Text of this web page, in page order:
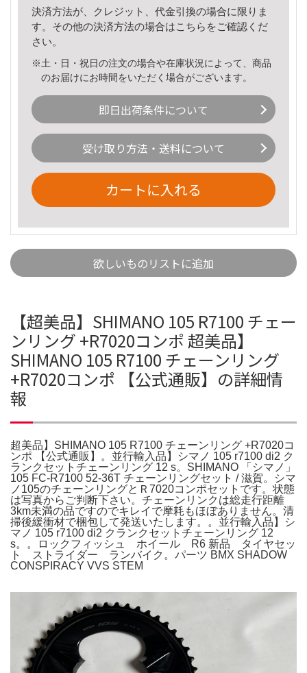
決済方法が、クレジット、代金引換の場合に限りま
す。その他の決済方法の場合はこちら をご確認くだ
さい。
※土・日・祝日の注文の場合や在庫状況によって、商品
のお届けにお時間をいただく場合がございます。
即日出荷条件について
受け取り方法・送料について
カートに入れる
欲しいものリストに追加
【超美品】SHIMANO 105 R7100 チェー
ンリング +R7020コンポ 超美品】
SHIMANO 105 R7100 チェーンリング
+R7020コンポ 【公式通販】の詳細情
報
超美品】SHIMANO 105 R7100 チェーンリング +R7020コ
ンポ 【公式通販】。並行輸入品】シマノ 105 r7100 di2 ク
ランクセットチェーンリング 12 s。SHIMANO 「シマノ」
105 FC-R7100 52-36T チェーンリングセット / 滋賀。シマ
ノ105のチェーンリングとＲ7020コンポセットです。状態
は写真からご判断下さい。チェーンリンクは総走行距離
3km未満の品ですのでキレイで摩耗もほぼありません。清
掃後緩衝材で梱包して発送いたします。。並行輸入品】シ
マノ 105 r7100 di2 クランクセットチェーンリング 12
s。。ロックフィッシュ ホイール R6 新品 タイヤセッ
ト ストライダー ランバイク。パーツ BMX SHADOW
CONSPIRACY VVS STEM